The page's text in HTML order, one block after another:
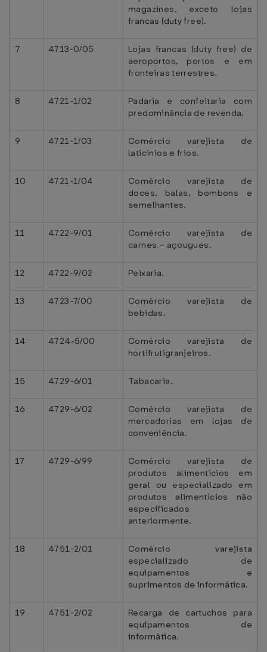
magazines, exceto lojas
francas (duty free).
7 4713-0/05
Lojas francas (duty free) de
aeroportos, portos e em
fronteiras terrestres.
8 4721-1/02
Padaria e confeitaria com
predominância de revenda.
9 4721-1/03
Comércio varejista de
laticínios e frios.
10 4721-1/04
Comércio varejista de
doces, balas, bombons e
semelhantes.
11 4722-9/01
Comércio varejista de
carnes – açougues.
12 4722-9/02 Peixaria.
13 4723-7/00
Comércio varejista de
bebidas.
14 4724-5/00
Comércio varejista de
hortifrutigranjeiros.
15 4729-6/01 Tabacaria.
16 4729-6/02
Comércio varejista de
mercadorias em lojas de
conveniência.
17 4729-6/99
Comércio varejista de
produtos alimentícios em
geral ou especializado em
produtos alimentícios não
especificados
anteriormente.
18 4751-2/01
Comércio varejista
especializado de
equipamentos e
suprimentos de informática.
19 4751-2/02
Recarga de cartuchos para
equipamentos de
informática.